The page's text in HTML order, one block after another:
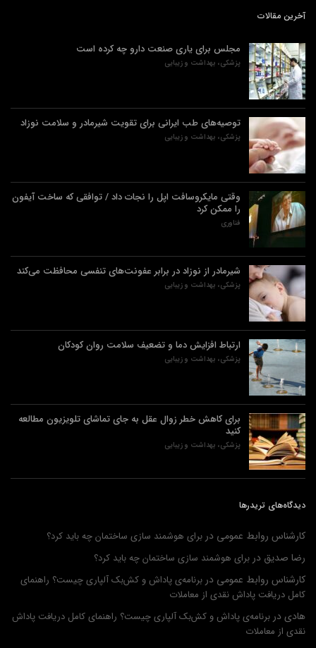
آخرین مقالات
مجلس برای یاری صنعت دارو چه کرده است
پزشکی، بهداشت و زیبایی
توصیه‌های طب ایرانی برای تقویت شیرمادر و سلامت نوزاد
پزشکی، بهداشت و زیبایی
وقتی مایکروسافت اپل را نجات داد / توافقی که ساخت آیفون
را ممکن کرد
فناوری
شیرمادر از نوزاد در برابر عفونت‌های تنفسی محافظت می‌کند
پزشکی، بهداشت و زیبایی
ارتباط افزایش دما و تضعیف سلامت روان کودکان
پزشکی، بهداشت و زیبایی
برای کاهش خطر زوال عقل به جای تماشای تلویزیون مطالعه
کنید
پزشکی، بهداشت و زیبایی
دیدگاه‌های تریدرها
کارشناس روابط عمومی در برای هوشمند سازی ساختمان چه باید کرد؟
رضا صدیق در برای هوشمند سازی ساختمان چه باید کرد؟
کارشناس روابط عمومی در برنامه‌ی پاداش و کش‌بک آلپاری چیست؟ راهنمای
کامل دریافت پاداش نقدی از معاملات
هادی در برنامه‌ی پاداش و کش‌بک آلپاری چیست؟ راهنمای کامل دریافت پاداش
نقدی از معاملات